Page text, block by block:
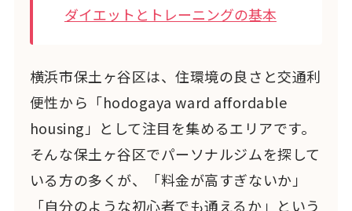
ダイエットとトレーニングの基本
横浜市保土ヶ谷区は、住環境の良さと交通利
便性から「hodogaya ward affordable
housing」として注目を集めるエリアです。
そんな保土ヶ谷区でパーソナルジムを探して
いる方の多くが、「料金が高すぎないか」
「自分のような初心者でも通えるか」という